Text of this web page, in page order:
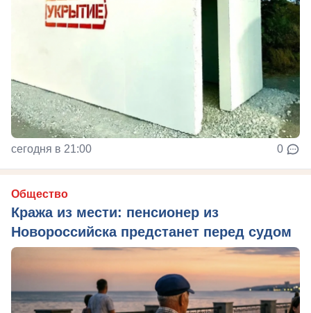
сегодня в 21:00 0
Общество
Кража из мести: пенсионер из
Новороссийска предстанет перед судом